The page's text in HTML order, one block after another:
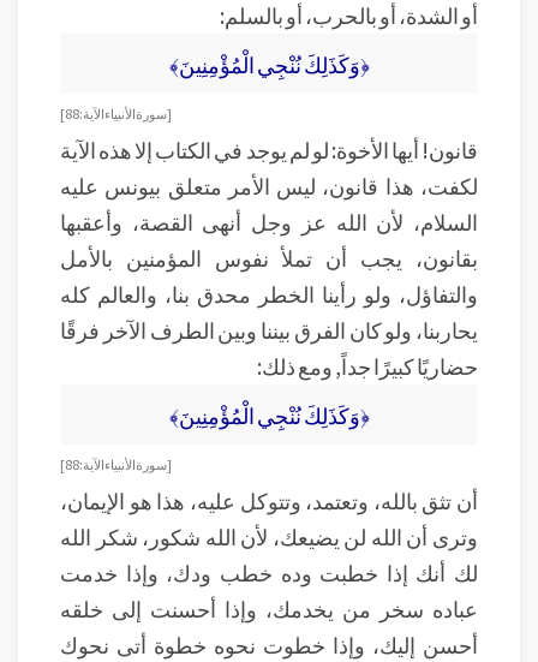
أو الشدة، أو بالحرب، أو بالسلم:
﴿وَكَذَلِكَ نُنْجِي الْمُؤْمِنِينَ﴾
[سورة الأنبياء الآية: 88]
قانون! أيها الأخوة: لو لم يوجد في الكتاب إلا هذه الآية
لكفت، هذا قانون، ليس الأمر متعلق بيونس عليه
السلام، لأن الله عز وجل أنهى القصة، وأعقبها
بقانون، يجب أن تملأ نفوس المؤمنين بالأمل
والتفاؤل، ولو رأينا الخطر محدق بنا، والعالم كله
يحاربنا، ولو كان الفرق بيننا وبين الطرف الآخر فرقًا
حضاريًا كبيرًا جداً, ومع ذلك:
﴿وَكَذَلِكَ نُنْجِي الْمُؤْمِنِينَ﴾
[سورة الأنبياء الآية: 88]
أن تثق بالله، وتعتمد، وتتوكل عليه، هذا هو الإيمان،
وترى أن الله لن يضيعك، لأن الله شكور، شكر الله
لك أنك إذا خطبت وده خطب ودك، وإذا خدمت
عباده سخر من يخدمك، وإذا أحسنت إلى خلقه
أحسن إليك، وإذا خطوت نحوه خطوة أتى نحوك